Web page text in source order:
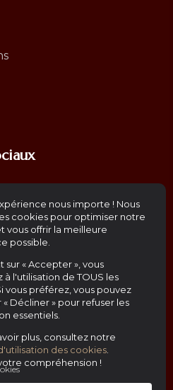
nous importe ! Nous
cookies pour optimiser notre
vous offrir la meilleure
possible.
sur « Accepter », vous
à l'utilisation de TOUS les
vous préférez, vous pouvez
« Décliner » pour refuser les
essentiels.
plus, consultez notre
des cookies
compréhension !